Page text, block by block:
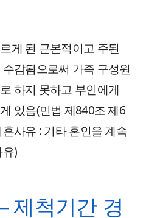
게 된 근본적이고 주된
감됨으로써 가족 구성원
하지 못하고 부인에게
있음(민법 제840조 제6
사유 : 기타 혼인을 계속
)
제척기간 경